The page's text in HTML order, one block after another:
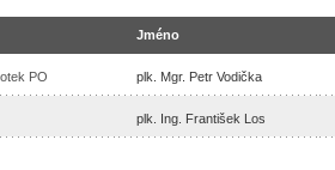
Jméno
PO plk. Mgr. Petr Vodička
plk. Ing. František Los